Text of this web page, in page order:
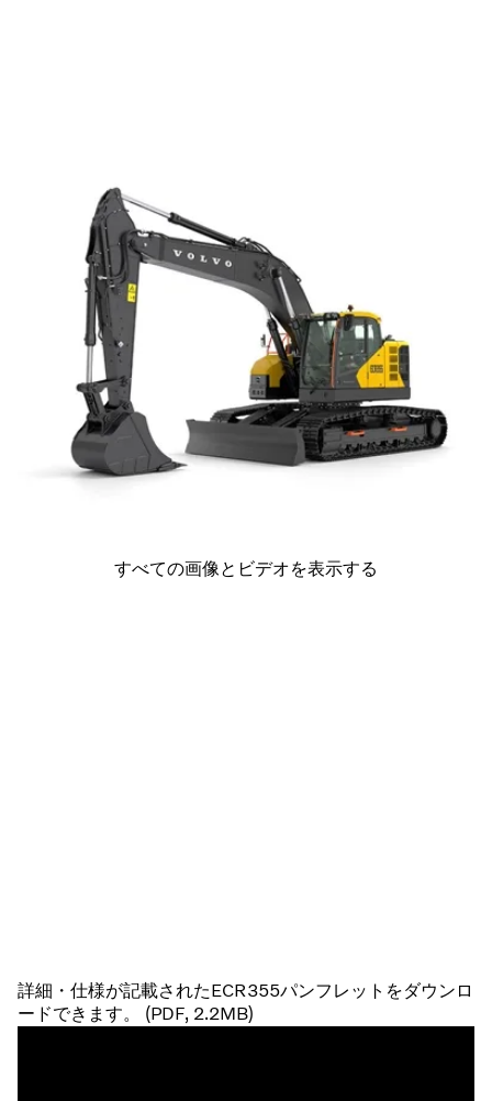
すべての画像とビデオを表示する
詳細・仕様が記載されたECR355パンフレットをダウンロ
ードできます。 (PDF, 2.2MB)